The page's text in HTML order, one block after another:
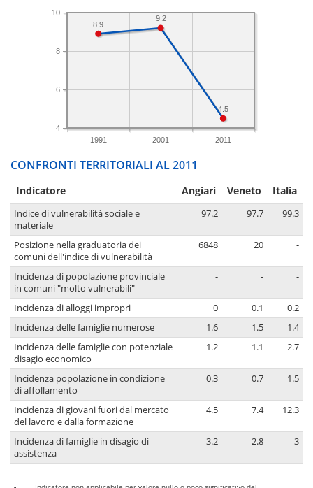
1991 2001 2011
4
6
8
10
4.5
9.2
8.9
CONFRONTI TERRITORIALI AL 2011
Indicatore Angiari Veneto Italia
Indice di vulnerabilità sociale e
materiale
97.2 97.7 99.3
Posizione nella graduatoria dei
comuni dell'indice di vulnerabilità
6848 20 -
Incidenza di popolazione provinciale
in comuni "molto vulnerabili"
- - -
Incidenza di alloggi impropri 0 0.1
0.2
Incidenza delle famiglie numerose
1.6 1.5
1.4
Incidenza delle famiglie con potenziale
disagio economico
1.2 1.1 2.7
Incidenza popolazione in condizione
di affollamento
0.3 0.7 1.5
Incidenza di giovani fuori dal mercato
del lavoro e dalla formazione
4.5 7.4 12.3
Incidenza di famiglie in disagio di
assistenza
3.2 2.8 3